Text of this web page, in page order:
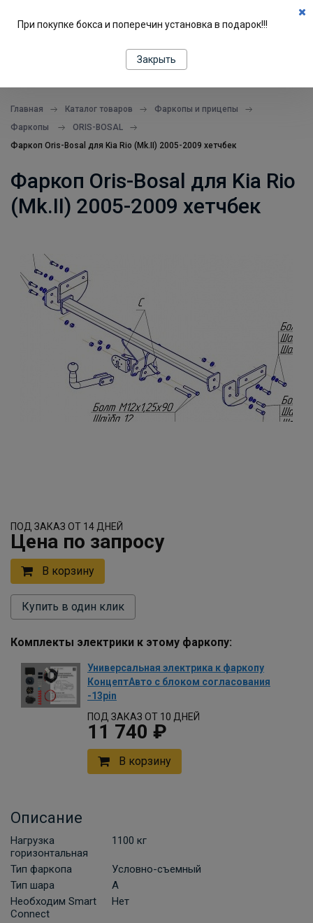
Главная Каталог товаров
Фаркопы и прицепы
Фаркопы
ORIS-BOSAL
Фаркоп Oris-Bosal для Kia Rio (Mk.II) 2005-2009 хетчбек
Фаркоп Oris-Bosal для Kia Rio
(Mk.II) 2005-2009 хетчбек
ПОД ЗАКАЗ ОТ 14 ДНЕЙ
Цена по запросу
В корзину
Купить в один клик
Комплекты электрики к этому фаркопу:
Универсальная электрика к фаркопу
КонцептАвто с блоком согласования
-13pin
ПОД ЗАКАЗ ОТ 10 ДНЕЙ
11 740 ₽
В корзину
Описание
Нагрузка
горизонтальная
1100 кг
Тип фаркопа
Условно-съемный
Тип шара
A
Необходим Smart
Connect
Нет
При покупке бокса и поперечин установка в подарок!!!
Закрыть